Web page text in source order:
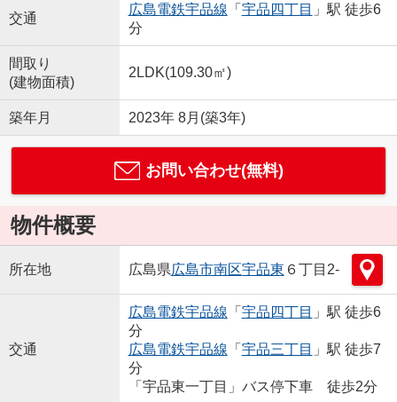
交通
広島電鉄宇品線 「 宇品四丁目 」駅 徒歩6
分
間取り
(建物面積)
2LDK(109.30㎡)
築年月 2023年 8月(築3年)
お問い合わせ(無料)
物件概要
所在地 広島県広島市南区宇品東 ６丁目2-
交通
広島電鉄宇品線 「 宇品四丁目 」駅 徒歩6
分
広島電鉄宇品線 「 宇品三丁目 」駅 徒歩7
分
「宇品東一丁目」バス停下車 徒歩2分